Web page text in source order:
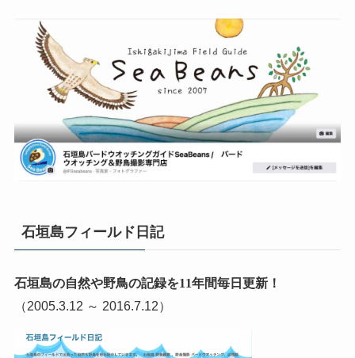
石垣島フィールド日記
石垣島の自然や野鳥の記録を11年間毎日更新！
（2005.3.12 ～ 2016.7.12）